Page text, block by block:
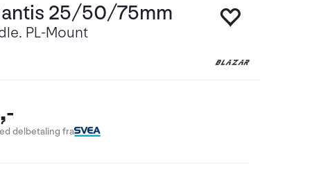
25/50/75mm
PL-Mount
delbetaling fra